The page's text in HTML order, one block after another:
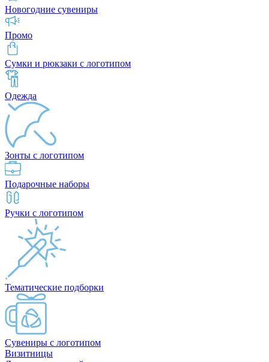
Новогодние сувениры
Промо
Сумки и рюкзаки с логотипом
Одежда
Зонты с логотипом
Подарочные наборы
Ручки с логотипом
Тематические подборки
Сувениры с логотипом
Визитницы